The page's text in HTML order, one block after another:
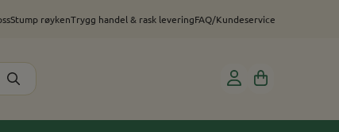
Stump røykenTrygg handel & rask leveringFAQ/Kundeservice